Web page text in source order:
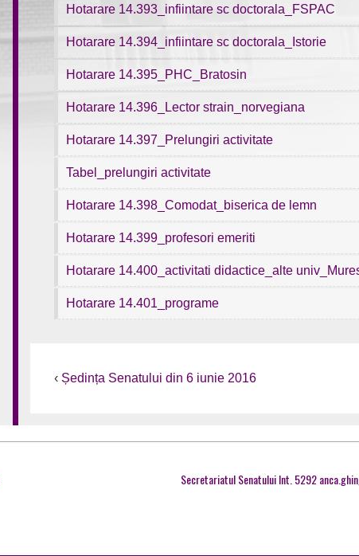
Hotarare 14.393_infiintare sc doctorala_FSPAC
Hotarare 14.394_infiintare sc doctorala_Istorie
Hotarare 14.395_PHC_Bratosin
Hotarare 14.396_Lector strain_norvegiana
Hotarare 14.397_Prelungiri activitate
Tabel_prelungiri activitate
Hotarare 14.398_Comodat_biserica de lemn
Hotarare 14.399_profesori emeriti
Hotarare 14.400_activitati didactice_alte
Hotarare 14.401_programe
‹ Ședința Senatului din 6 iunie 2016
Secretariatul Senatului Int. 5292